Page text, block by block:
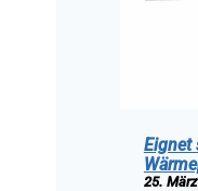
Eignet
25.